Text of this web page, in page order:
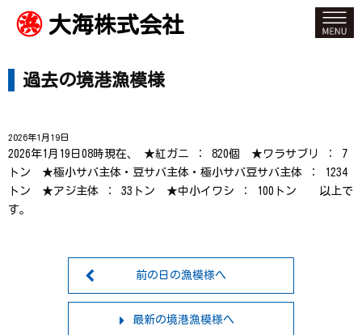
大海株式会社
過去の境港漁模様
2026年1月19日
2026年1月19日08時現在、 ★紅ガニ ： 820個 ★ワラサブリ ： 7
トン ★極小サバ主体・豆サバ主体・極小サバ豆サバ主体 ： 1234
トン ★アジ主体 ： 33トン ★中小イワシ ： 100トン 以上で
す。
前の日の漁模様へ
最新の境港漁模様へ